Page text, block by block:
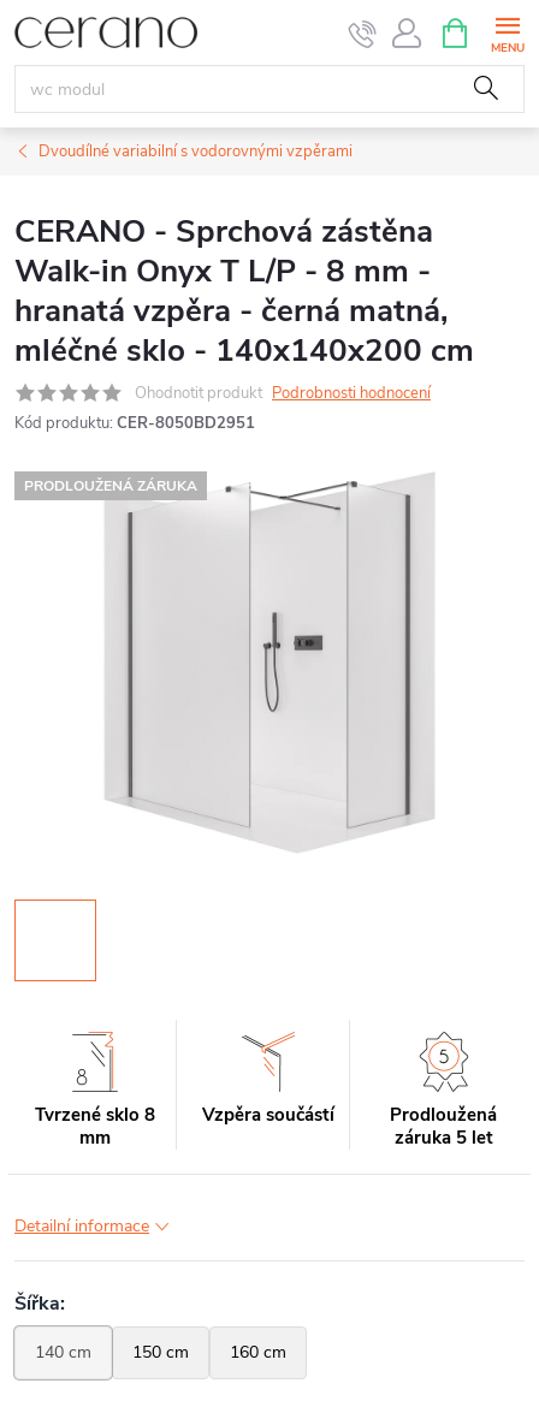
Přejít
na
obsah
NÁKUPNÍ
KOŠÍK
Dvoudílné variabilní s vodorovnými vzpěrami
CERANO - Sprchová zástěna
Walk-in Onyx T L/P - 8 mm -
hranatá vzpěra - černá matná,
mléčné sklo - 140x140x200 cm
Ohodnotit produkt Podrobnosti hodnocení
Kód produktu: CER-8050BD2951
PRODLOUŽENÁ ZÁRUKA
Tvrzené sklo 8
mm
Vzpěra součástí
Prodloužená
záruka 5 let
Detailní informace